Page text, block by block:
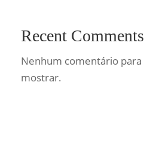
Recent Comments
Nenhum comentário para
mostrar.